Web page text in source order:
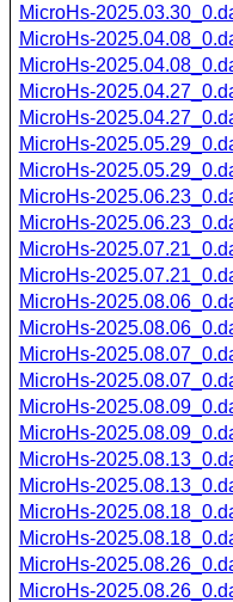
MicroHs-
MicroHs-
MicroHs-
MicroHs-
MicroHs-
MicroHs-
MicroHs-
MicroHs-
MicroHs-
MicroHs-
MicroHs-
MicroHs-
MicroHs-
MicroHs-
MicroHs-
MicroHs-
MicroHs-
MicroHs-
MicroHs-
MicroHs-
MicroHs-
MicroHs-
MicroHs-